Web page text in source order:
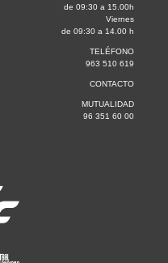
de 09:30 a 15.00h
Viernes
de 09:30 a 14.00 h
TELÉFONO
963 510 619
CONTACTO
MUTUALIDAD
96 351 60 00